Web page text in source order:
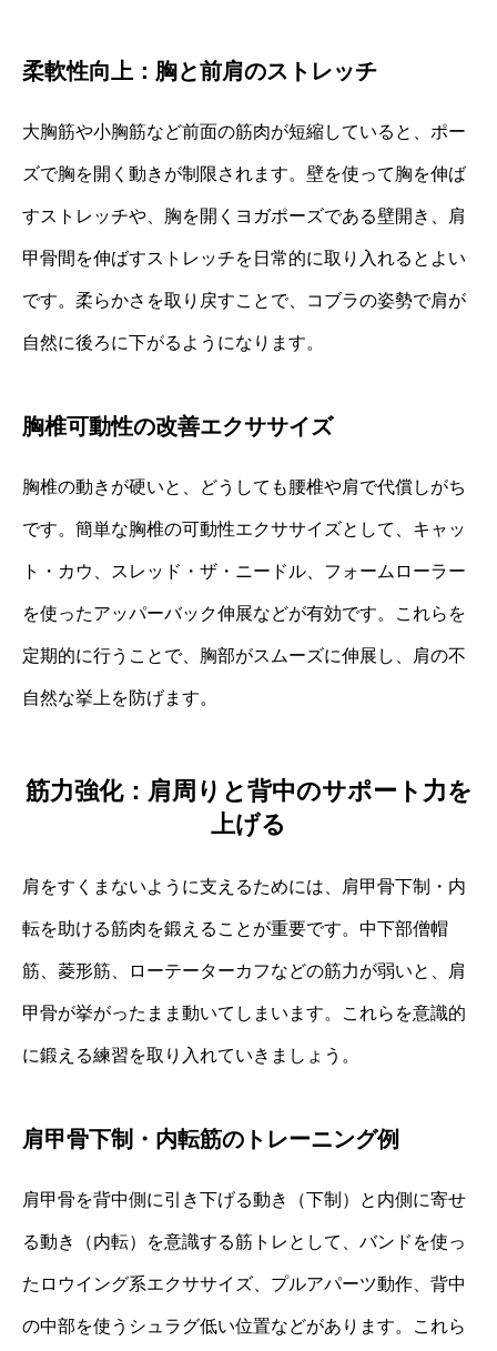
柔軟性向上：胸と前肩のストレッチ
大胸筋や小胸筋など前面の筋肉が短縮していると、ポー
ズで胸を開く動きが制限されます。壁を使って胸を伸ば
すストレッチや、胸を開くヨガポーズである壁開き、肩
甲骨間を伸ばすストレッチを日常的に取り入れるとよい
です。柔らかさを取り戻すことで、コブラの姿勢で肩が
自然に後ろに下がるようになります。
胸椎可動性の改善エクササイズ
胸椎の動きが硬いと、どうしても腰椎や肩で代償しがち
です。簡単な胸椎の可動性エクササイズとして、キャッ
ト・カウ、スレッド・ザ・ニードル、フォームローラー
を使ったアッパーバック伸展などが有効です。これらを
定期的に行うことで、胸部がスムーズに伸展し、肩の不
自然な挙上を防げます。
筋力強化：肩周りと背中のサポート力を
上げる
肩をすくまないように支えるためには、肩甲骨下制・内
転を助ける筋肉を鍛えることが重要です。中下部僧帽
筋、菱形筋、ローテーターカフなどの筋力が弱いと、肩
甲骨が挙がったまま動いてしまいます。これらを意識的
に鍛える練習を取り入れていきましょう。
肩甲骨下制・内転筋のトレーニング例
肩甲骨を背中側に引き下げる動き（下制）と内側に寄せ
る動き（内転）を意識する筋トレとして、バンドを使っ
たロウイング系エクササイズ、プルアパーツ動作、背中
の中部を使うシュラグ低い位置などがあります。これら